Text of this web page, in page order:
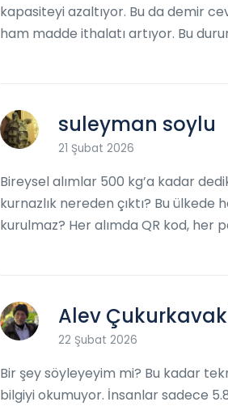
kapasiteyi azaltıyor. Bu da demir
ham madde ithalatı artıyor. Bu
suleyman soylu
21 Şubat 2026
Bireysel alımlar 500 kg’a kadar
kurnazlık nereden çıktı? Bu ülkede
kurulmaz? Her alımda QR kod, her
Alev
22 Şubat 2026
Bir şey söyleyeyim mi? Bu kadar
bilgiyi okumuyor. İnsanlar sadece